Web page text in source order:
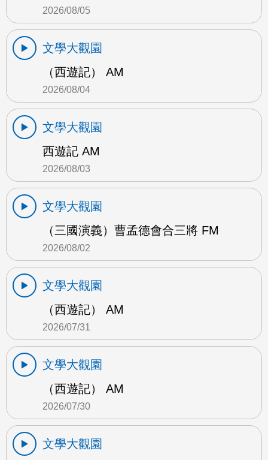
2026/08/05
文學大觀園
（西遊記） AM
2026/08/04
文學大觀園
西遊記 AM
2026/08/03
文學大觀園
（三國演義）曹孟德會合三將 FM
2026/08/02
文學大觀園
（西遊記） AM
2026/07/31
文學大觀園
（西遊記） AM
2026/07/30
文學大觀園